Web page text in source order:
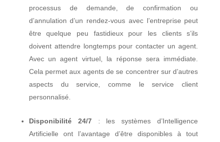
processus de demande, de confirmation ou
d’annulation d’un rendez-vous avec l’entreprise peut
être quelque peu fastidieux pour les clients s’ils
doivent attendre longtemps pour contacter un agent.
Avec un agent virtuel, la réponse sera immédiate.
Cela permet aux agents de se concentrer sur d’autres
aspects du service, comme le service client
personnalisé.
Disponibilité 24/7: les systèmes d’Intelligence
Artificielle ont l’avantage d’être disponibles à tout